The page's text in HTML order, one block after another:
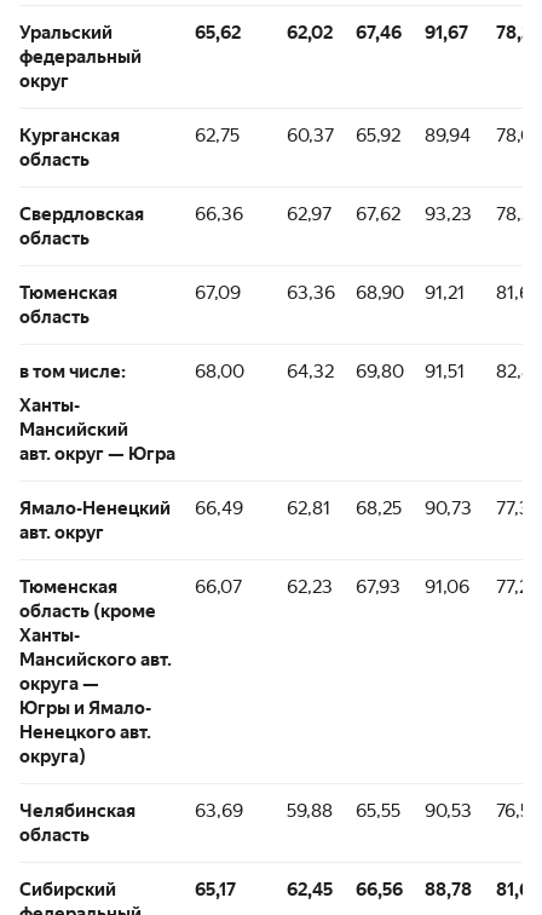
Уральский
федеральный
округ
65,62 62,02 67,46 91,67 78,26
Курганская
область
62,75 60,37 65,92 89,94 78,03
Свердловская
область
66,36 62,97 67,62 93,23 78,53
Тюменская
область
67,09 63,36 68,90 91,21 81,66
в том числе:
Ханты-
Мансийский
авт. округ — Югра
68,00 64,32 69,80 91,51 82,81
Ямало-Ненецкий
авт. округ
66,49 62,81 68,25 90,73 77,32
Тюменская
область (кроме
Ханты-
Мансийского авт.
округа —
Югры и Ямало-
Ненецкого авт.
округа)
66,07 62,23 67,93 91,06 77,21
Челябинская
область
63,69 59,88 65,55 90,53 76,54
Сибирский
65,17 62,45 66,56 88,78 81,68